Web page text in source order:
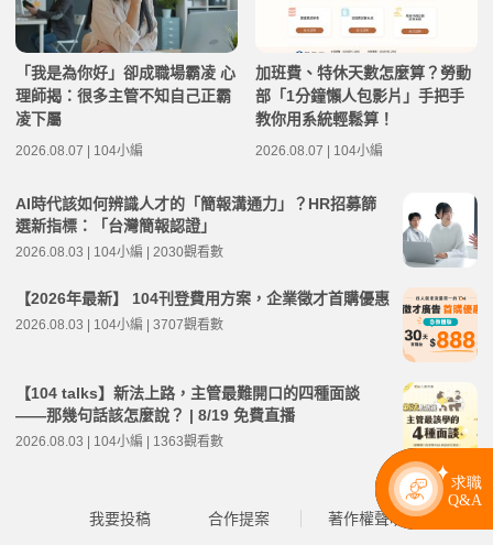
「我是為你好」卻成職場霸凌 心
理師揭：很多主管不知自己正霸
凌下屬
2026.08.07 | 104小編
加班費、特休天數怎麼算？勞動
部「1分鐘懶人包影片」手把手
教你用系統輕鬆算！
2026.08.07 | 104小編
AI時代該如何辨識人才的「簡報溝通力」？HR招募篩
選新指標：「台灣簡報認證」
2026.08.03 | 104小編 | 2030觀看數
【2026年最新】 104刊登費用方案，企業徵才首購優惠
2026.08.03 | 104小編 | 3707觀看數
【104 talks】新法上路，主管最難開口的四種面談
——那幾句話該怎麼說？ | 8/19 免費直播
2026.08.03 | 104小編 | 1363觀看數
我要投稿 合作提案 著作權聲明